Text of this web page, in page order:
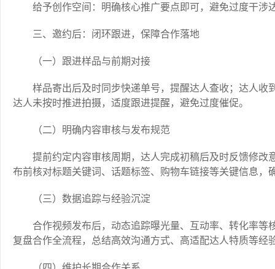
给予创作空间：明确核心推广要点即可，避免过度干涉
三、邀约后：闭环跟进，保障合作落地​
（一）跟进样品与前期对接​
样品寄出后及时同步快递单号，提醒达人查收；达人
达人未按时推进拍摄，适度跟进提醒，避免过度催促。​
（二）明确内容审核与发布规范​
提前约定内容审核周期，达人完成初稿后及时反馈修
布前核对标题关键词、话题标签、购物车链接等关键信息，
（三）数据追踪与经验沉淀​
合作视频发布后，动态追踪曝光量、互动率、转化率
复盘合作全流程，总结高效沟通方式、高适配达人特质等经